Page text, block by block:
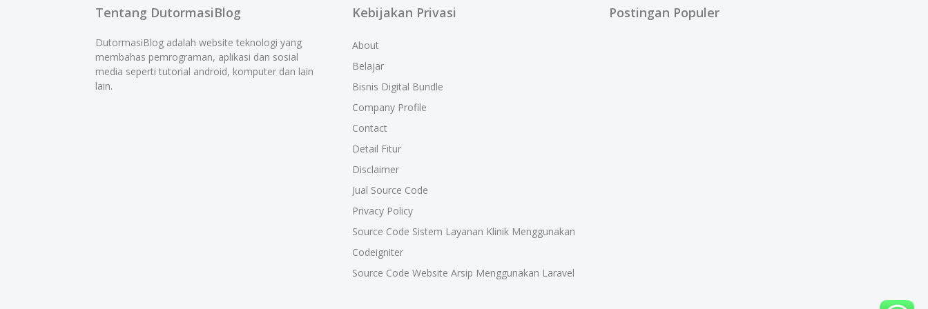
Tentang DutormasiBlog
DutormasiBlog adalah website teknologi yang
membahas pemrograman, aplikasi dan sosial
media seperti tutorial android, komputer dan lain
lain.
Kebijakan Privasi
About
Belajar
Bisnis Digital Bundle
Company Profile
Contact
Detail Fitur
Disclaimer
Jual Source Code
Privacy Policy
Source Code Sistem Layanan Klinik Menggunakan
Codeigniter
Source Code Website Arsip Menggunakan Laravel
Postingan Populer